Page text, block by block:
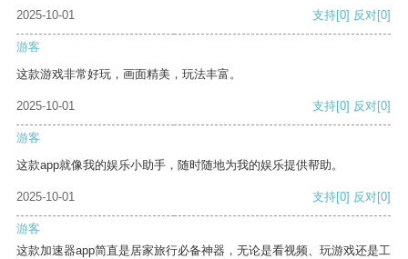
2025-10-01 支持[0] 反对[0]
游客
这款游戏非常好玩，画面精美，玩法丰富。
2025-10-01 支持[0] 反对[0]
游客
这款app就像我的娱乐小助手，随时随地为我的娱乐提供帮助。
2025-10-01 支持[0] 反对[0]
游客
这款加速器app简直是居家旅行必备神器，无论是看视频、玩游戏还是工